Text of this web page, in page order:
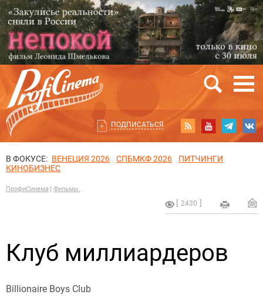
ПОДПИСАТЬСЯ
В ФОКУСЕ: ВЕНЕЦИЯ 2026 СПБМКФ 2026
ПИТЧИНГИ
КИНОБИЗНЕС
ПрофиСинема Фильмы.
2430
Клуб миллиардеров
Billionaire Boys Club